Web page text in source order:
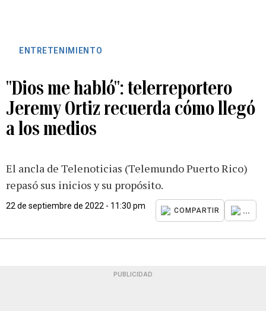
ENTRETENIMIENTO
"Dios me habló": telerreportero
Jeremy Ortiz recuerda cómo llegó
a los medios
El ancla de Telenoticias (Telemundo Puerto Rico)
repasó sus inicios y su propósito.
22 de septiembre de 2022 - 11:30 pm
COMPARTIR ...
PUBLICIDAD